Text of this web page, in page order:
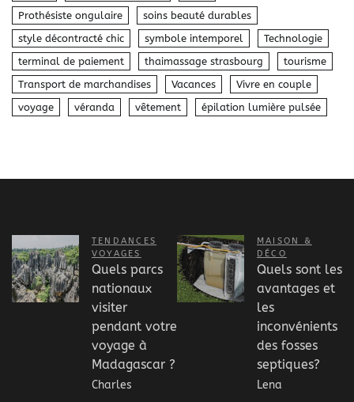
Prothésiste ongulaire
soins beauté durables
style décontracté chic
symbole intemporel
Technologie
terminal de paiement
thaimassage strasbourg
tourisme
Transport de marchandises
Vacances
Vivre en couple
voyage
véranda vêtement épilation lumière pulsée
TENDANCES
VOYAGES
Quels parcs
nationaux
visiter
pendant votre
voyage à
Madagascar ?
Charles
MAISON &
DÉCO
Quels sont les
avantages et
les
inconvénients
des fosses
septiques?
Lena